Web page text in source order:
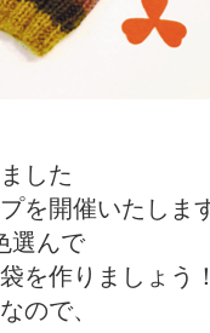
した
を開催いたしま
選んで
を作りましょう
ので、